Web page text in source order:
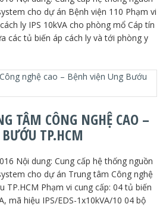
cho dự án Bệnh viện 110 Phạm vi
ly IPS 10kVA cho phòng mổ Cáp tín
các tủ biến áp cách ly và tới phòng y
TÂM CÔNG NGHỆ CAO –
TP.HCM
Nội dung: Cung cấp hệ thống nguồn
cho dự án Trung tâm Công nghệ
TP.HCM Phạm vi cung cấp: 04 tủ biến
mã hiệu IPS/EDS-1x10kVA/10 04 bộ